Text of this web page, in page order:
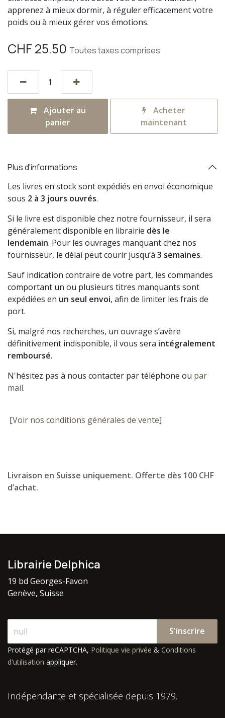
apprenez à mieux dormir, à réguler efficacement votre
poids ou à mieux gérer vos émotions.
CHF25.50 Toutes taxes comprises
Ajouter au
panier
Acheter
maintenant
Plus d'informations
Les livres en stock sont expédiés en envoi économique
sous 2 à 3 jours ouvrés.
Si le livre est disponible chez notre fournisseur, il sera
généralement disponible en librairie dès le
lendemain. Pour les ouvrages manquant chez nos
fournisseur, le délai peut courir jusqu’à 3 semaines.
Sauf indication contraire de votre part, les commandes
comportant un ou plusieurs titres manquants sont
expédiées en un seul envoi, afin de limiter les frais de
port.
Si, malgré nos recherches, un ouvrage s’avère
définitivement indisponible, il vous sera intégralement
remboursé.
N'hésitez pas à nous contacter par téléphone ou par
mail.
[Voir nos conditions générales de vente]
Livraison en Suisse uniquement. Offerte dès 100 CHF
d’achat.
Librairie Delphica
19 bd Georges-Favon
Genève, Suisse
S'inscrire
Protégé par reCAPTCHA, Politique vie privée & Conditions
d'utilisation appliquer.
Indépendante et spécialisée depuis 1979.